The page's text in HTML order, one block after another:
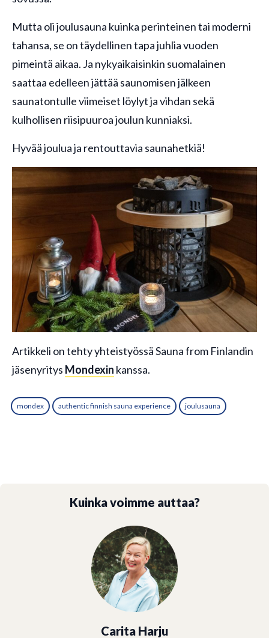
Mutta oli joulusauna kuinka perinteinen tai moderni
tahansa, se on täydellinen tapa juhlia vuoden
pimeintä aikaa. Ja nykyaikaisinkin suomalainen
saattaa edelleen jättää saunomisen jälkeen
saunatontulle viimeiset löylyt ja vihdan sekä
kulhollisen riisipuuroa joulun kunniaksi.
Hyvää joulua ja rentouttavia saunahetkiä!
Artikkeli on tehty yhteistyössä Sauna from Finlandin
jäsenyritys Mondexin kanssa.
mondex authentic finnish sauna experience joulusauna
Kuinka voimme auttaa?
Carita Harju